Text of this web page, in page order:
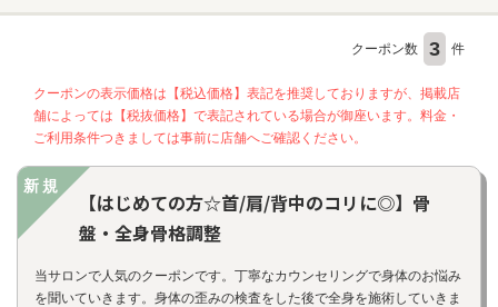
クーポン数 3 件
クーポンの表示価格は【税込価格】表記を推奨しておりますが、掲載店
舗によっては【税抜価格】で表記されている場合が御座います。料金・
ご利用条件つきましては事前に店舗へご確認ください。
新規
【はじめての方☆首/肩/背中のコリに◎】骨
盤・全身骨格調整
当サロンで人気のクーポンです。丁寧なカウンセリングで身体のお悩み
を聞いていきます。身体の歪みの検査をした後で全身を施術していきま